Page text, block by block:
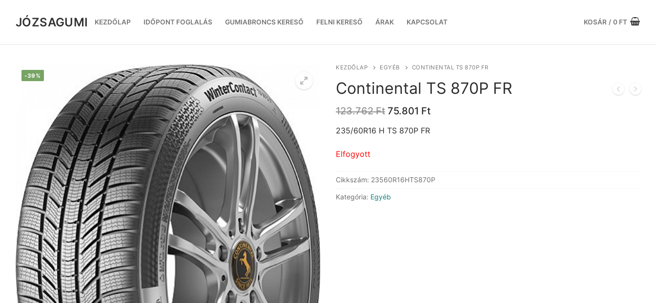
tartalomra
JÓZSAGUMI KEZDŐLAP IDŐPONT FOGLALÁS GUMIABRONCS KERESŐ FELNI KERESŐ ÁRAK KAPCSOLAT KOSÁR / 0 FT
-39%
KEZDŐLAP EGYÉB CONTINENTAL TS 870P FR
Continental TS 870P FR
123.762Ft Original
was:
75.801 FtCurrent
235/60R16 H TS 870P FR
Elfogyott
Cikkszám: 23560R16HTS870P
Kategória: Egyéb